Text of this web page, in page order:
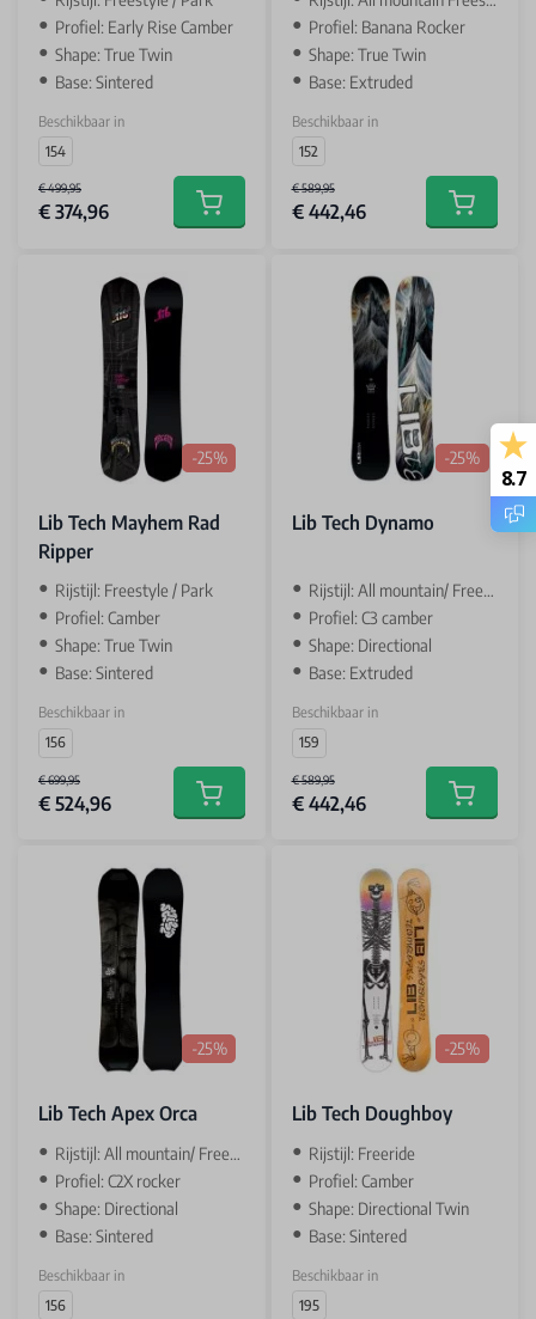
Profiel: Early Rise Camber
Shape: True Twin
Base: Sintered
Beschikbaar in
154
€ 499,95
€ 374,96 Add to cart
Profiel: Banana Rocker
Shape: True Twin
Base: Extruded
Beschikbaar in
152
€ 589,95
€ 442,46 Add to
-25%
Lib Tech Mayhem Rad
Ripper
Rijstijl: Freestyle / Park
Profiel: Camber
Shape: True Twin
Base: Sintered
Beschikbaar in
156
€ 699,95
€ 524,96 Add to cart
-25%
Lib Tech Dynamo
Rijstijl: All mountain/ Freeride
Profiel: C3 camber
Shape: Directional
Base: Extruded
Beschikbaar in
159
€ 589,95
€ 442,46 Add to
-25%
Lib Tech Apex Orca
Rijstijl: All mountain/ Freeride
Profiel: C2X rocker
Shape: Directional
Base: Sintered
Beschikbaar in
156
-25%
Lib Tech Doughboy
Rijstijl: Freeride
Profiel: Camber
Shape: Directional Twin
Base: Sintered
Beschikbaar in
195
8.7